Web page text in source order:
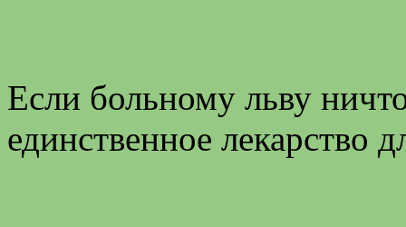
Если больному льву
единственное лекарство